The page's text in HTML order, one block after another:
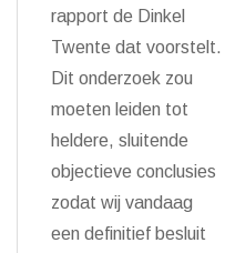
rapport de Dinkel
Twente dat voorstelt.
Dit onderzoek zou
moeten leiden tot
heldere, sluitende
objectieve conclusies
zodat wij vandaag
een definitief besluit